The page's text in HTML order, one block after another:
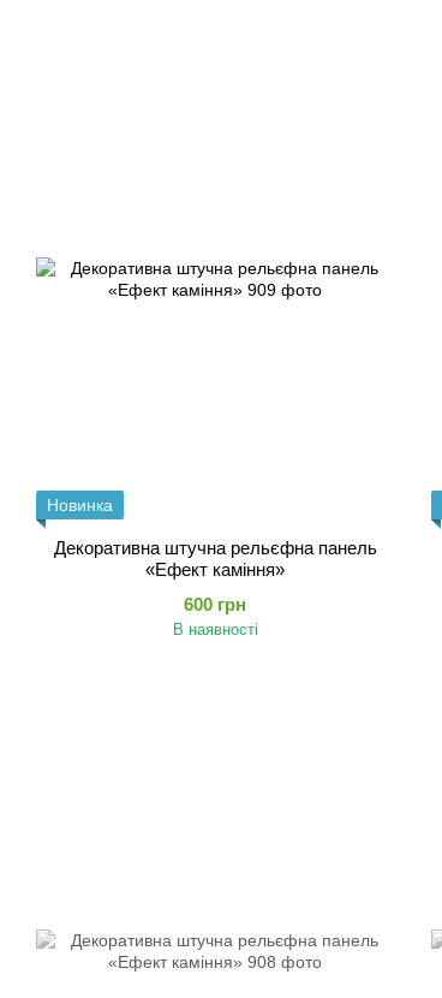
Новинка
Декоративна штучна рельєфна панель
«Ефект каміння»
600 грн
В наявності